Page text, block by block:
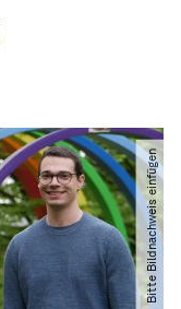
Bitte Bildnachweis einfügen